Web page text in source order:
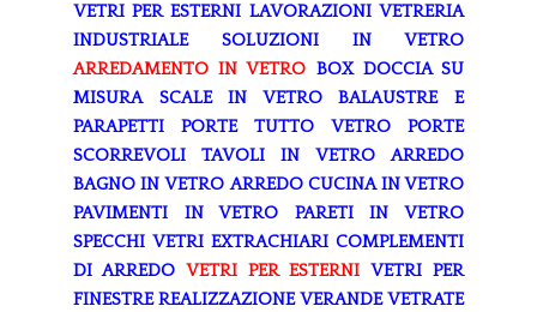
VETRI PER ESTERNI LAVORAZIONI VETRERIA
INDUSTRIALE
SOLUZIONI IN VETRO
ARREDAMENTO IN VETRO BOX DOCCIA SU
MISURA
SCALE IN VETRO
BALAUSTRE E
PARAPETTI
PORTE TUTTO VETRO
PORTE
SCORREVOLI
TAVOLI IN VETRO
ARREDO
BAGNO IN VETRO ARREDO CUCINA IN VETRO
PAVIMENTI IN VETRO
PARETI IN VETRO
SPECCHI VETRI EXTRACHIARI COMPLEMENTI
DI ARREDO VETRI PER ESTERNI VETRI PER
FINESTRE REALIZZAZIONE VERANDE VETRATE